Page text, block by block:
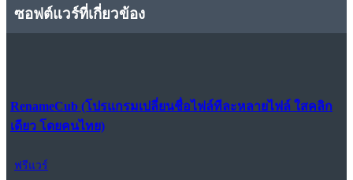
ซอฟต์แวร์ที่เกี่ยวข้อง
RenameCub (โปรแกรมเปลี่ยนชื่อไฟล์ทีละหลายไฟล์ ใสคลิก
เดียว โดยคนไทย)
ฟรีแวร์